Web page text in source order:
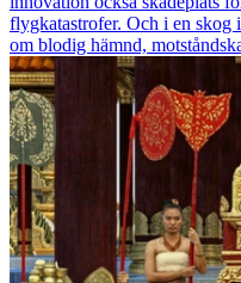
flygkatastrofer. Och i en skog
om blodig hämnd,